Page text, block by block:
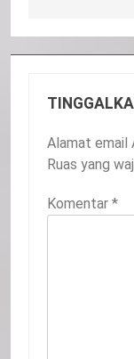
Alamat email
Ruas yang
Komentar *